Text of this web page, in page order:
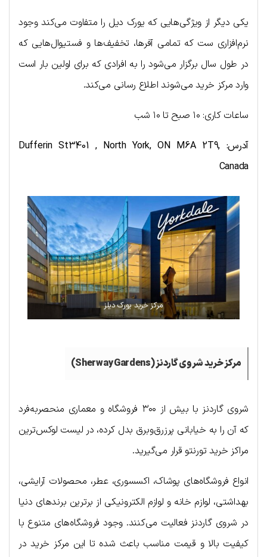
یکی دیگر از ویژگی‌هایی که یورک دیل را متفاوت می‌کند وجود
نرم‌افزاری ست که تمامی آفرها، تخفیف‌ها و فستیوال‌هایی که
در طول سال برگزار می‌شود را به افرادی که برای اولین بار است
وارد مرکز خرید می‌شوند اطلاع رسانی می‌کند.
ساعات کاری: ۱۰ صبح تا ۱۰ شب
آدرس: Dufferin St3401 , North York, ON M6A 2T9,
Canada
مرکز خرید یورک دیلز
مرکز خرید شروی گاردنز (Sherway Gardens)
شروی گاردنز با بیش از ۳۰۰ فروشگاه و معماری منحصربه‌فرد
که آن را به خیابانی پرزرق‌وبرق بدل کرده، در لیست لوکس‌ترین
مراکز خرید تورنتو قرار می‌گیرید.
انواع فروشگاه‌های پوشاک، اکسسوری، عطر، محصولات آرایشی،
بهداشتی، لوازم خانه و لوازم الکترونیکی از برترین برندهای دنیا
در شروی گاردنز فعالیت می‌کنند. وجود فروشگاه‌های متنوع با
کیفیت بالا و قیمت مناسب باعث شده تا این مرکز خرید در